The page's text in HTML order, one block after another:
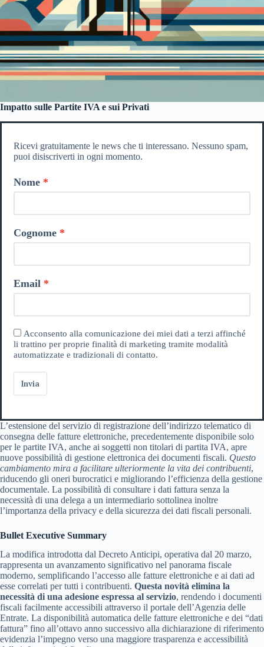
Impatto sulle Partite IVA e sui Privati
Ricevi gratuitamente le news che ti interessano. Nessuno spam,
puoi disiscriverti in ogni momento.
Nome
Cognome
Email
Acconsento alla comunicazione dei miei dati a terzi affinché
li trattino per proprie finalità di marketing tramite modalità
automatizzate e tradizionali di contatto.
Invia
L’estensione del servizio di registrazione dell’indirizzo telematico di
consegna delle fatture elettroniche, precedentemente disponibile solo
per le partite IVA, anche ai soggetti non titolari di partita IVA, apre
nuove possibilità di gestione elettronica dei documenti fiscali. Questo
cambiamento mira a facilitare ulteriormente la vita dei contribuenti,
riducendo gli oneri burocratici e migliorando l’efficienza della gestione
documentale. La possibilità di consultare i dati fattura senza la
necessità di una delega a un intermediario sottolinea inoltre
l’importanza della privacy e della sicurezza dei dati fiscali personali.
Bullet Executive Summary
La modifica introdotta dal Decreto Anticipi, operativa dal 20 marzo,
rappresenta un avanzamento significativo nel panorama fiscale
moderno, semplificando l’accesso alle fatture elettroniche e ai dati ad
esse correlati per tutti i contribuenti. Questa novità elimina la
necessità di una adesione espressa al servizio, rendendo i documenti
fiscali facilmente accessibili attraverso il portale dell’Agenzia delle
Entrate. La disponibilità automatica delle fatture elettroniche e dei “dati
fattura” fino all’ottavo anno successivo alla dichiarazione di riferimento
evidenzia l’impegno verso una maggiore trasparenza e accessibilità